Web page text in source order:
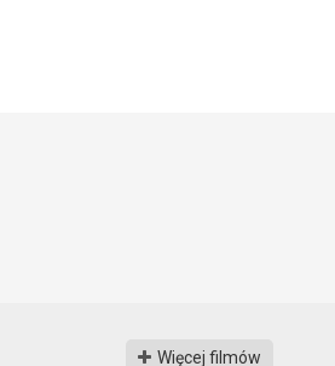
Więcej filmów